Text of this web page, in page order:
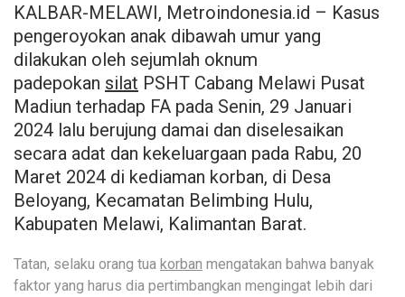
KALBAR-MELAWI, Metroindonesia.id – Kasus
pengeroyokan anak dibawah umur yang
dilakukan oleh sejumlah oknum
padepokan silat PSHT Cabang Melawi Pusat
Madiun terhadap FA pada Senin, 29 Januari
2024 lalu berujung damai dan diselesaikan
secara adat dan kekeluargaan pada Rabu, 20
Maret 2024 di kediaman korban, di Desa
Beloyang, Kecamatan Belimbing Hulu,
Kabupaten Melawi, Kalimantan Barat.
Tatan, selaku orang tua korban mengatakan bahwa banyak
faktor yang harus dia pertimbangkan mengingat lebih dari